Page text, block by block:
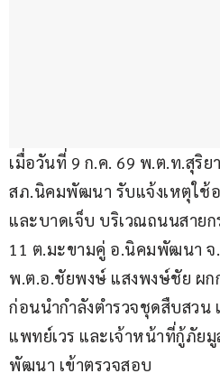
เมื่อวันที่ 9 ก.ค. 69 พ.ต.ท.สุริ
สภ.นิคมพัฒนา รับแจ้งเหตุใช้
และบาดเจ็บ บริเวณถนนสาย
11 ต.มะขามคู่ อ.นิคมพัฒนา จ.
พ.ต.อ.ชัยพงษ์ แสงพงษ์ชัย ผ
ก่อนนำกำลังตำรวจชุดสืบสว
แพทย์เวร และเจ้าหน้าที่กู้ภัย
พัฒนา เข้าตรวจสอบ